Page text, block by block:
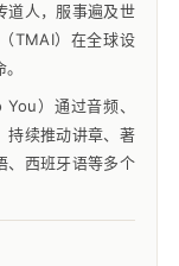
道人，服事遍及世
TMAI）在全球设
）通过音频、
持续推动讲章、著
、西班牙语等多个